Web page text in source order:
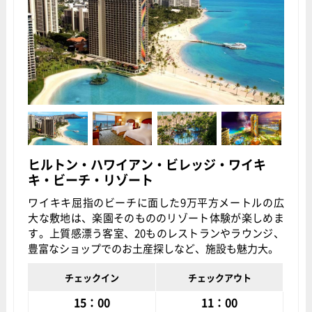
ヒルトン・ハワイアン・ビレッジ・ワイキ
キ・ビーチ・リゾート
ワイキキ屈指のビーチに面した9万平方メートルの広
大な敷地は、楽園そのもののリゾート体験が楽しめま
す。上質感漂う客室、20ものレストランやラウンジ、
豊富なショップでのお土産探しなど、施設も魅力大。
チェックイン チェックアウト
15：00 11：00